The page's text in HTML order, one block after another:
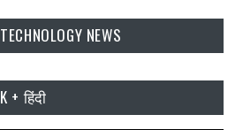
TECHNOLOGY NEWS
K + हिंदी